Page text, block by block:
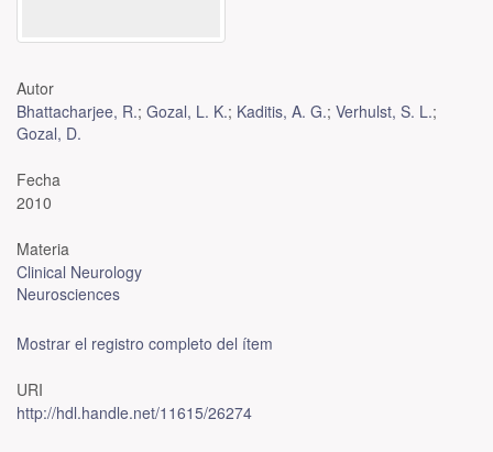
Autor
Bhattacharjee, R.; Gozal, L. K.; Kaditis, A. G.; Verhulst, S. L.;
Gozal, D.
Fecha
2010
Materia
Clinical Neurology
Neurosciences
Mostrar el registro completo del ítem
URI
http://hdl.handle.net/11615/26274